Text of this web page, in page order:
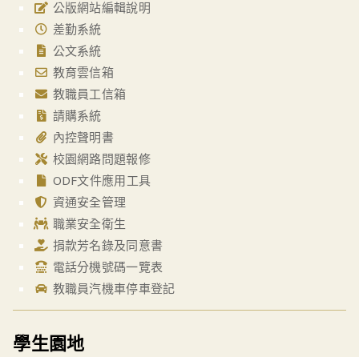
公版網站編輯說明
差勤系統
公文系統
教育雲信箱
教職員工信箱
請購系統
內控聲明書
校園網路問題報修
ODF文件應用工具
資通安全管理
職業安全衛生
捐款芳名錄及同意書
電話分機號碼一覽表
教職員汽機車停車登記
學生園地